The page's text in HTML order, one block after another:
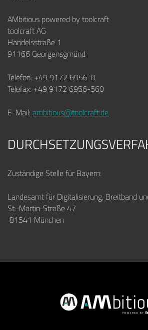
AMbitious powered by toolcraft
toolcraft AG
Handelsstraße 1
91166 Georgensgmünd
Telefon: +49 9172 6956-0
Telefax: +49 9172 6956-560
E-Mail: ambitious@toolcraft.de
Zuständige Stelle für Bayern:
Landesamt für Digitalisierung, Breitband
St.-Martin-Straße 47
81541 München